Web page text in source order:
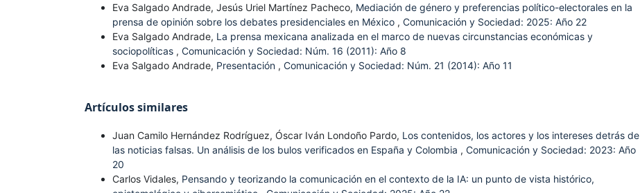
Eva Salgado Andrade, Jesús Uriel Martínez Pacheco, Mediación de género y preferencias político-electorales en la
prensa de opinión sobre los debates presidenciales en México , Comunicación y Sociedad: 2025: Año 22
Eva Salgado Andrade, La prensa mexicana analizada en el marco de nuevas circunstancias económicas y
sociopolíticas , Comunicación y Sociedad: Núm. 16 (2011): Año 8
Eva Salgado Andrade, Presentación , Comunicación y Sociedad: Núm. 21 (2014): Año 11
Artículos similares
Juan Camilo Hernández Rodríguez, Óscar Iván Londoño Pardo, Los contenidos, los actores y los intereses detrás de
las noticias falsas. Un análisis de los bulos verificados en España y Colombia , Comunicación y Sociedad: 2023: Año
20
Carlos Vidales, Pensando y teorizando la comunicación en el contexto de la IA: un punto de vista histórico,